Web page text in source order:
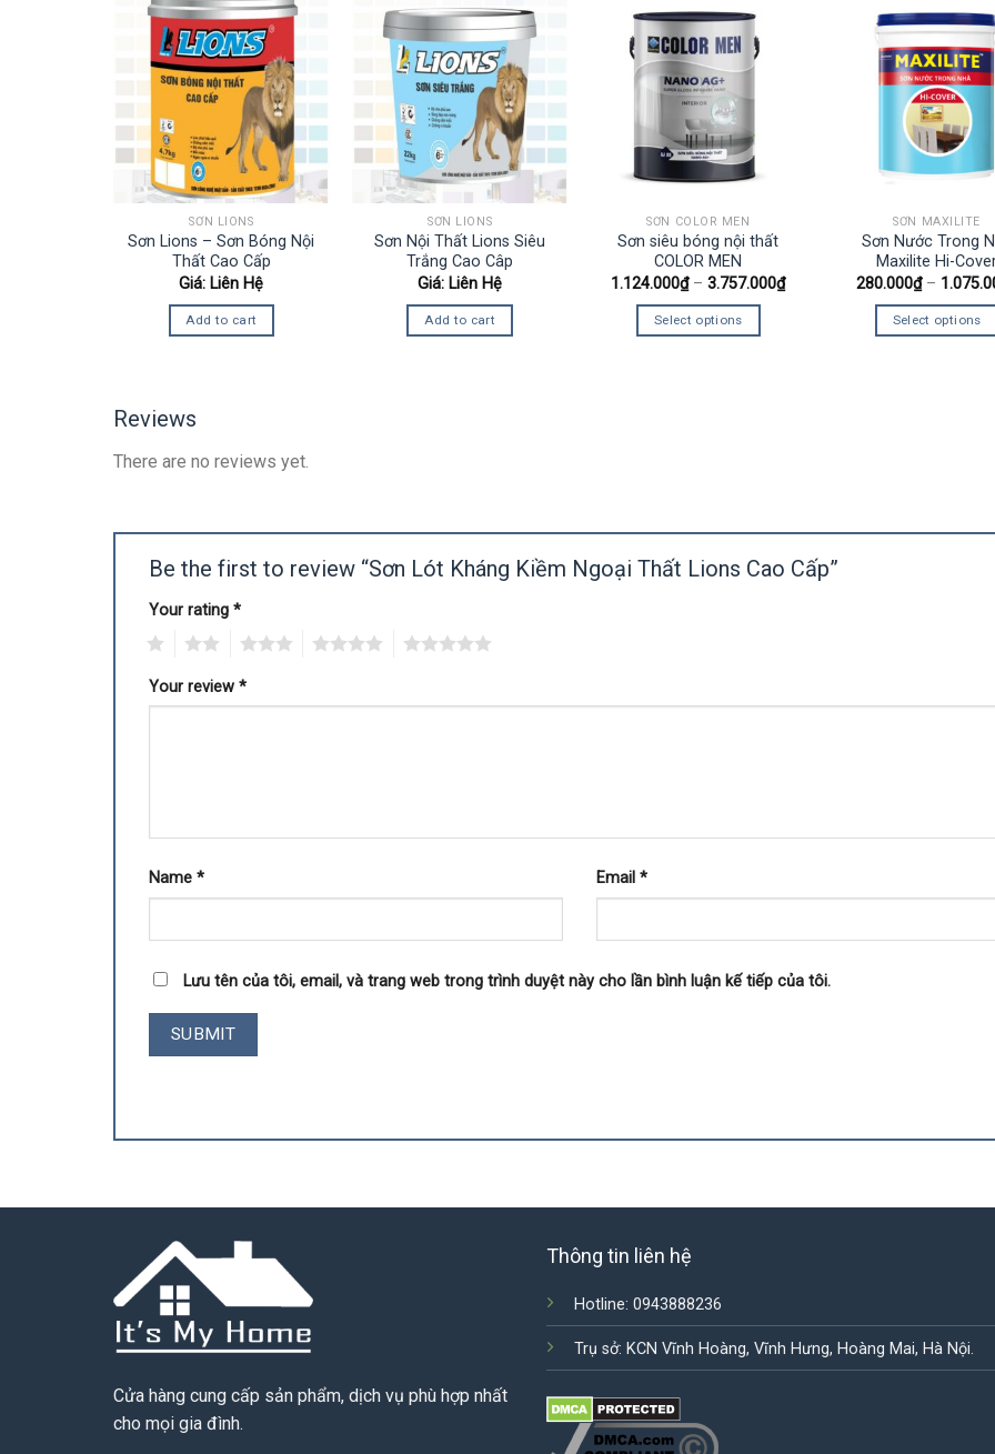
SƠN LIONS
Sơn Lions – Sơn Bóng Nội
Thất Cao Cấp
Giá: Liên Hệ
Add to cart
SƠN LIONS
Sơn Nội Thất Lions Siêu
Trắng Cao Câp
Giá: Liên Hệ
Add to cart
SƠN COLOR MEN
Sơn siêu bóng nội thất
COLOR MEN
1.124.000₫–3.757.000₫
Select options
SƠN MAXILITE
Sơn Nước Trong
Maxilite Hi-
280.000₫–
Select options
Reviews
There are no reviews yet.
Be the first to review “Sơn Lót Kháng Kiềm Ngoại Thất Lions Cao Cấp”
Your rating *
Your review *
Name * Email *
Lưu tên của tôi, email, và trang web trong trình duyệt này cho lần bình luận kế tiếp của tôi.
Cửa hàng cung cấp sản phẩm, dịch vụ phù hợp nhất
cho mọi gia đình.
Thông tin liên hệ
Hotline: 0943888236
Trụ sở: KCN Vĩnh Hoàng, Vĩnh Hưng, Hoàng Mai, Hà Nội.